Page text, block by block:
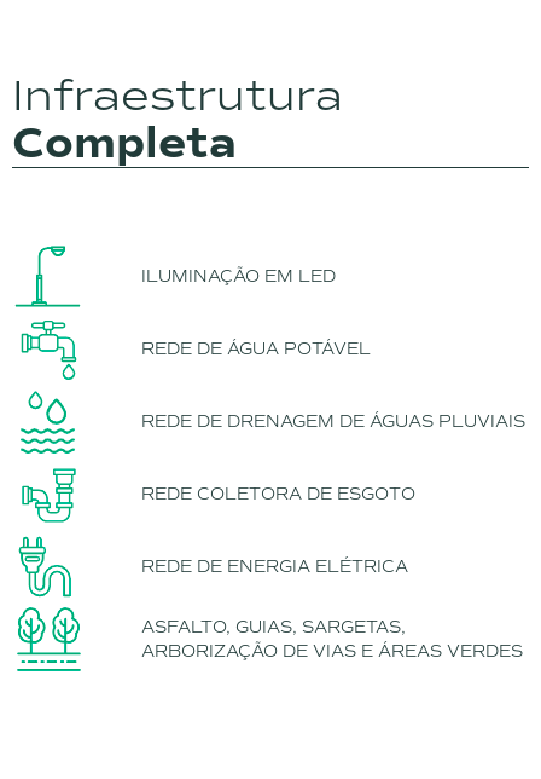
Infraestrutura
Completa
ILUMINAÇÃO EM LED
REDE DE ÁGUA POTÁVEL
REDE DE DRENAGEM DE ÁGUAS PLUVIAIS
REDE COLETORA DE ESGOTO
REDE DE ENERGIA ELÉTRICA
ASFALTO, GUIAS, SARGETAS,
ARBORIZAÇÃO DE VIAS E ÁREAS VERDES